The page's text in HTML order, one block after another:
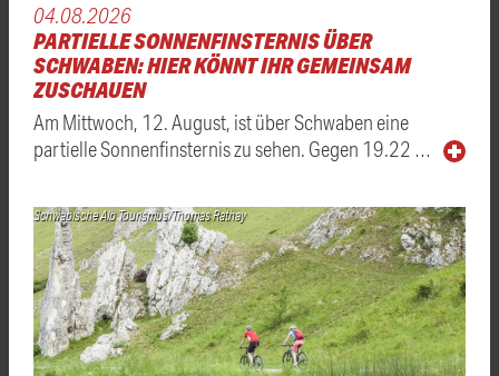
04.08.2026
PARTIELLE SONNENFINSTERNIS ÜBER
SCHWABEN: HIER KÖNNT IHR GEMEINSAM
ZUSCHAUEN
Am Mittwoch, 12. August, ist über Schwaben eine
partielle Sonnenfinsternis zu sehen. Gegen 19.22 …
Schwäbische Alb Tourismus/Thomas Rathay